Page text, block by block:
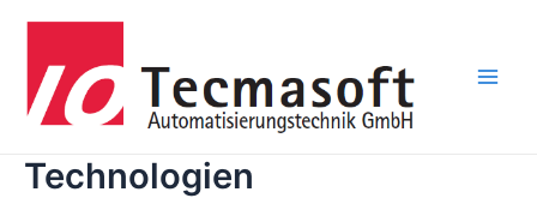
springen
Technologien